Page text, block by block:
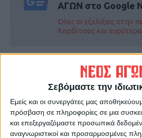
Σεβόμαστε την
Εμείς και οι συνεργάτες μας
πρόσβαση σε πληροφορίες σε μια
και επεξεργαζόμαστε προσωπικά
αναγνωριστικοί και προσαρμοσμένες
ΑΓΩΝ στο Google
Όλες οι εξελίξεις στην
Καρδίτσας και
Σχολικά είδη και αντισηπτικά
στο Σύλλογο Γονέων Παιδιών
ΑμεΑ
του
έφεσης